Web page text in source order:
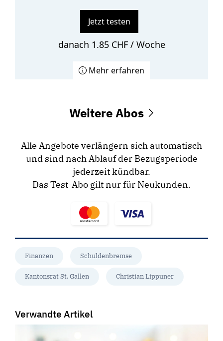
Jetzt testen
danach 1.85 CHF / Woche
Mehr erfahren
Weitere Abos
Alle Angebote verlängern sich automatisch
und sind nach Ablauf der Bezugsperiode
jederzeit kündbar.
Das Test-Abo gilt nur für Neukunden.
Finanzen Schuldenbremse
Kantonsrat St. Gallen Christian Lippuner
Verwandte Artikel